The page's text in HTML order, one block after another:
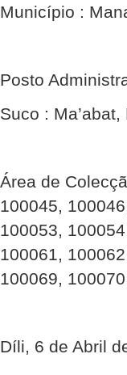
Município :
Posto
Suco :
Área de
100045,
100053,
100061,
100069,
Díli, 6 de Abril